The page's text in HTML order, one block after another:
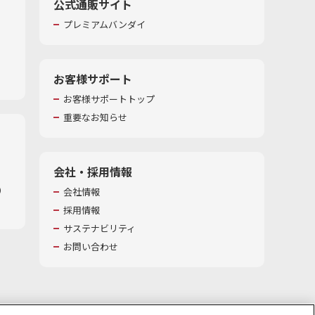
公式通販サイト
プレミアムバンダイ
お客様サポート
お客様サポートトップ
重要なお知らせ
会社・採用情報
会社情報
採用情報
サステナビリティ
お問い合わせ